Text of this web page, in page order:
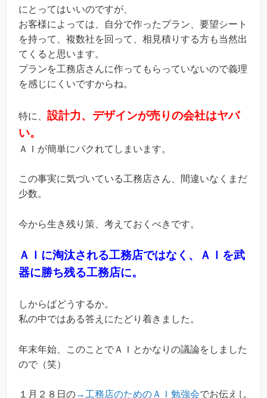
にとってはいいのですが、
お客様によっては、自分で作ったプラン、要望シート
を持って、複数社を回って、相見積りする方も当然出
てくると思います。
プランを工務店さんに作ってもらっていないので義理
を感じにくいですからね。
特に、 設計力、デザインが売りの会社はヤバ
い。
ＡＩが簡単にパクれてしまいます。
この事実に気づいている工務店さん、間違いなくまだ
少数。
今から生き残り策、考えておくべきです。
ＡＩに淘汰される工務店ではなく、ＡＩを武
器に勝ち残る工務店に。
しからばどうするか。
私の中ではある答えにたどり着きました。
年末年始、このことでＡＩとかなりの議論をしました
ので（笑）
１月２８日の→工務店のためのＡＩ勉強会でお伝えし